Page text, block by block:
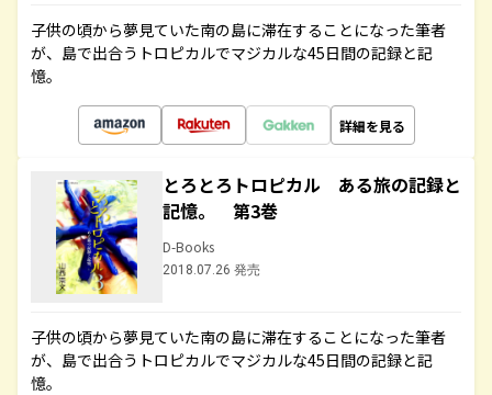
子供の頃から夢見ていた南の島に滞在することになった筆者
が、島で出合うトロピカルでマジカルな45日間の記録と記
憶。
詳細を見る
とろとろトロピカル ある旅の記録と
記憶。 第3巻
D-Books
2018.07.26 発売
子供の頃から夢見ていた南の島に滞在することになった筆者
が、島で出合うトロピカルでマジカルな45日間の記録と記
憶。